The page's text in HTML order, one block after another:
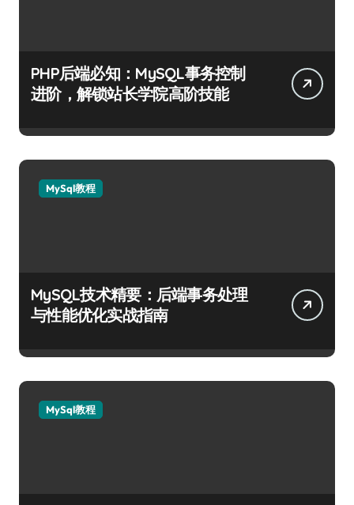
PHP后端必知：MySQL事务控制
进阶，解锁站长学院高阶技能
MySql教程
MySQL技术精要：后端事务处理
与性能优化实战指南
MySql教程